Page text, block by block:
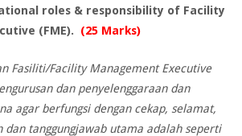
roles & responsibility of Facility
(FME). (25 Marks)
Fasiliti/Facility Management Executive
dan penyelenggaraan dan
agar berfungsi dengan cekap, selamat,
dan tanggungjawab utama adalah seperti